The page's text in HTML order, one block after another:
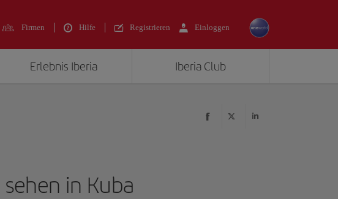
Firmen Hilfe Registrieren Einloggen
Erlebnis Iberia Iberia Club
in Kuba